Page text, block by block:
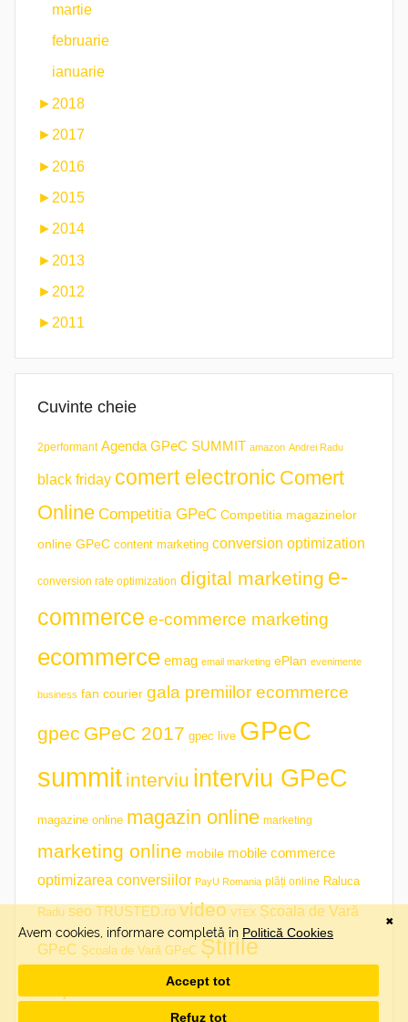
martie
februarie
ianuarie
► 2018
► 2017
► 2016
► 2015
► 2014
► 2013
► 2012
► 2011
Cuvinte cheie
2performant Agenda GPeC SUMMIT amazon Andrei Radu
black friday comert electronic Comert
Online Competitia GPeC Competitia magazinelor
online GPeC content marketing conversion optimization
conversion rate optimization digital marketing e-
commerce e-commerce marketing
ecommerce emag email marketing ePlan evenimente
business fan courier gala premiilor ecommerce
gpec GPeC 2017 gpec live GPeC
summit interviu interviu GPeC
magazine online magazin online marketing
marketing online mobile mobile commerce
optimizarea conversiilor PayU Romania plăți online Raluca
Radu seo TRUSTED.ro video VTEX Școala de Vară
GPeC Școala de Vară GPeC Știrile